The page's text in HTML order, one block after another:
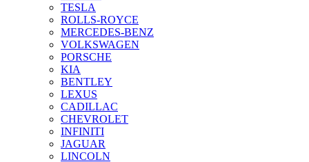
TESLA
ROLLS-ROYCE
MERCEDES-BENZ
VOLKSWAGEN
PORSCHE
KIA
BENTLEY
LEXUS
CADILLAC
CHEVROLET
INFINITI
JAGUAR
LINCOLN